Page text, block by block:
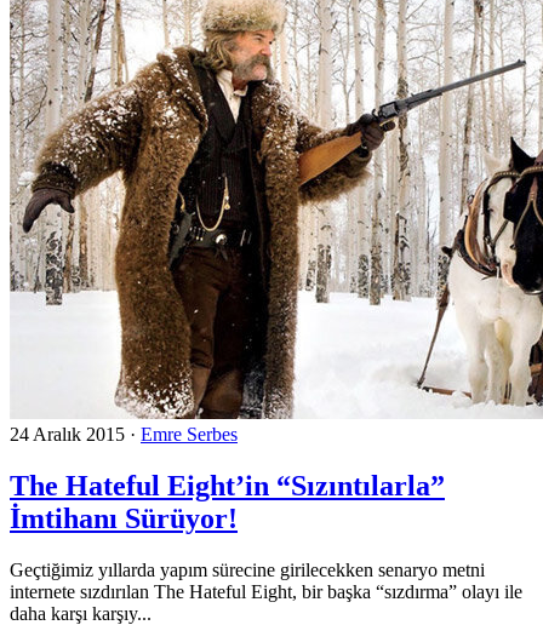
24 Aralık 2015 · Emre Serbes
The Hateful Eight’in “Sızıntılarla”
İmtihanı Sürüyor!
Geçtiğimiz yıllarda yapım sürecine girilecekken senaryo metni
internete sızdırılan The Hateful Eight, bir başka “sızdırma” olayı ile
daha karşı karşıy...